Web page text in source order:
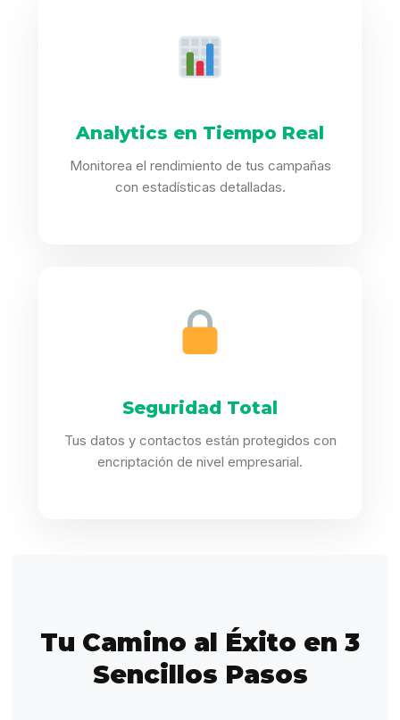
Analytics en Tiempo Real
Monitorea el rendimiento de tus campañas
con estadísticas detalladas.
Seguridad Total
Tus datos y contactos están protegidos con
encriptación de nivel empresarial.
Tu Camino al Éxito en 3
Sencillos Pasos